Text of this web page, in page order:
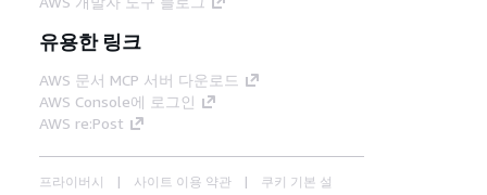
유용한 링크
AWS 문서 MCP 서버 다운로드
AWS Console에 로그인
AWS re:Post
프라이버시 사이트 이용 약관 쿠키 기본 설